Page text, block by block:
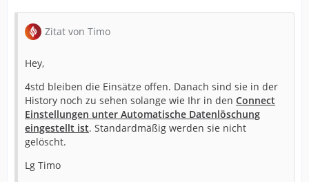
Zitat von Timo
Hey,
4std bleiben die Einsätze offen. Danach sind sie in der
History noch zu sehen solange wie Ihr in den Connect
Einstellungen unter Automatische Datenlöschung
eingestellt ist. Standardmäßig werden sie nicht
gelöscht.
Lg Timo